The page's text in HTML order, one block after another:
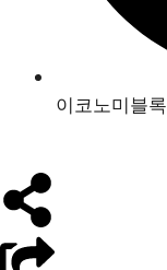
이코노미블록